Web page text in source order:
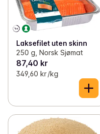
Laksefilet uten skinn
250 g, Norsk Sjømat
87,40 kr
349,60 kr /kg